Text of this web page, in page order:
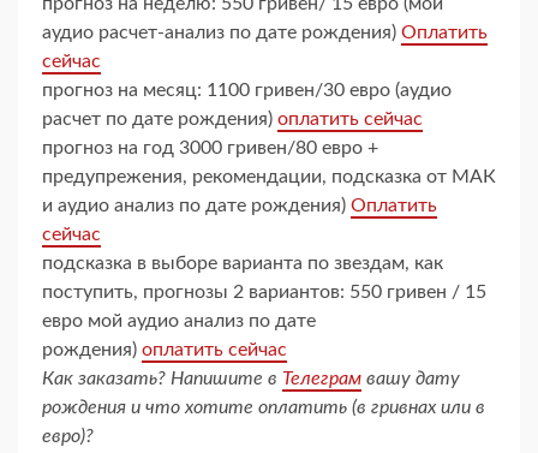
аудио расчет-анализ по дате рождения) Оплатить
сейчас
прогноз на месяц: 1100 гривен/30 евро (аудио
расчет по дате рождения) оплатить сейчас
прогноз на год 3000 гривен/80 евро +
предупрежения, рекомендации, подсказка от МАК
и аудио анализ по дате рождения) Оплатить
сейчас
подсказка в выборе варианта по звездам, как
поступить, прогнозы 2 вариантов: 550 гривен / 15
евро мой аудио анализ по дате
рождения) оплатить сейчас
Как заказать? Напишите в Телеграм вашу дату
рождения и что хотите оплатить (в гривнах или в
евро)?